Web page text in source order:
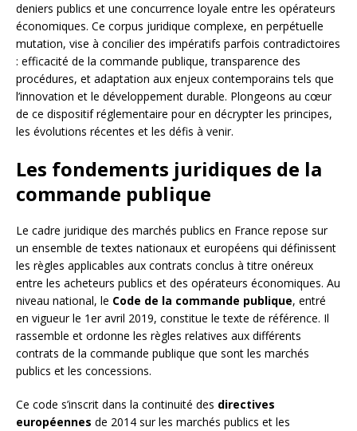
deniers publics et une concurrence loyale entre les opérateurs
économiques. Ce corpus juridique complexe, en perpétuelle
mutation, vise à concilier des impératifs parfois contradictoires
: efficacité de la commande publique, transparence des
procédures, et adaptation aux enjeux contemporains tels que
l’innovation et le développement durable. Plongeons au cœur
de ce dispositif réglementaire pour en décrypter les principes,
les évolutions récentes et les défis à venir.
Les fondements juridiques de la
commande publique
Le cadre juridique des marchés publics en France repose sur
un ensemble de textes nationaux et européens qui définissent
les règles applicables aux contrats conclus à titre onéreux
entre les acheteurs publics et des opérateurs économiques. Au
niveau national, le Code de la commande publique, entré
en vigueur le 1er avril 2019, constitue le texte de référence. Il
rassemble et ordonne les règles relatives aux différents
contrats de la commande publique que sont les marchés
publics et les concessions.
Ce code s’inscrit dans la continuité des directives
européennes de 2014 sur les marchés publics et les